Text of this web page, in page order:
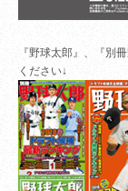
『野球太郎』、『別
ください↓